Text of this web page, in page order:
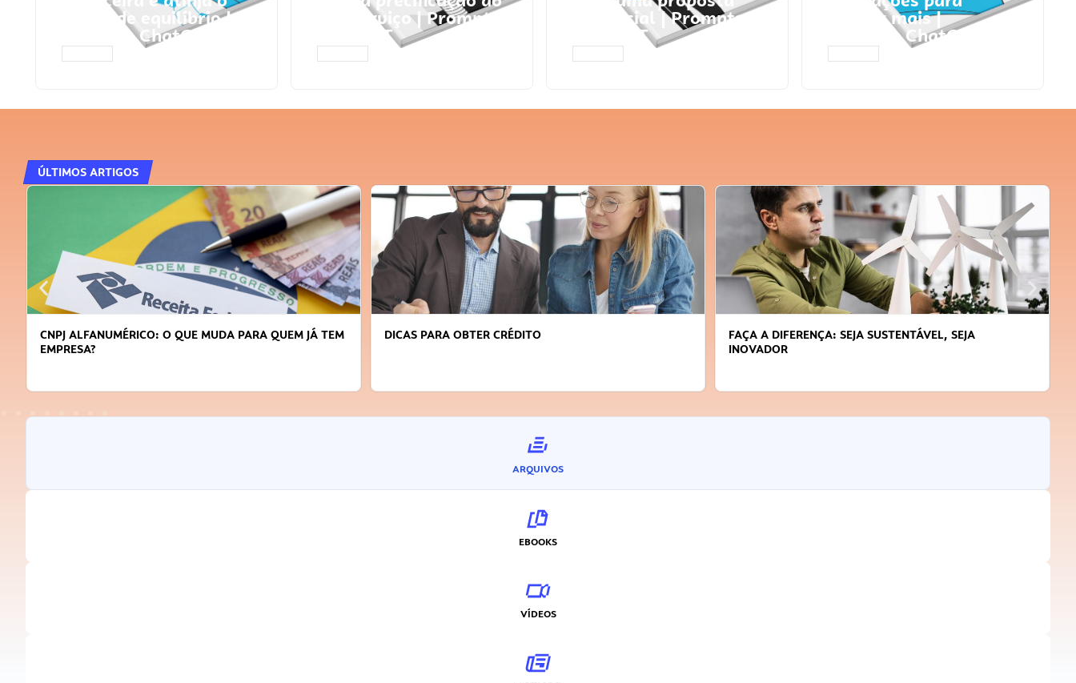
ponto de equilíbrio |
Prompts ChatGPT
seu serviço | Prompts
ChatGPT
comercial | Prompts
ChatGPT
vender mais |
Prompts ChatGPT
ÚLTIMOS ARTIGOS
CNPJ ALFANUMÉRICO: O QUE MUDA PARA QUEM JÁ TEM
EMPRESA?
DICAS PARA OBTER CRÉDITO
FAÇA A DIFERENÇA: SEJA SUSTENTÁVEL, SEJA
INOVADOR
ARQUIVOS
EBOOKS
VÍDEOS